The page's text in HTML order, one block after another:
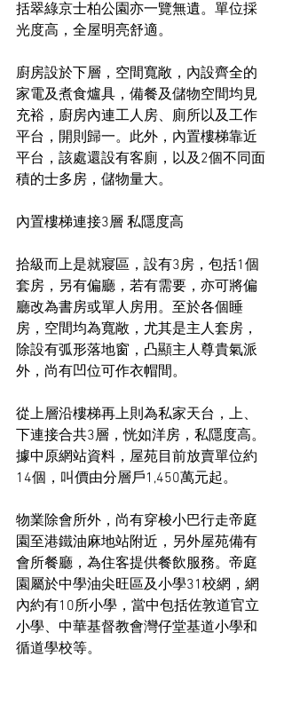
括翠綠京士柏公園亦一覽無遺。單位採
光度高，全屋明亮舒適。
廚房設於下層，空間寬敞，內設齊全的
家電及煮食爐具，備餐及儲物空間均見
充裕，廚房內連工人房、廁所以及工作
平台，開則歸一。此外，內置樓梯靠近
平台，該處還設有客廁，以及2個不同面
積的士多房，儲物量大。
內置樓梯連接3層 私隱度高
拾級而上是就寢區，設有3房，包括1個
套房，另有偏廳，若有需要，亦可將偏
廳改為書房或單人房用。至於各個睡
房，空間均為寬敞，尤其是主人套房，
除設有弧形落地窗，凸顯主人尊貴氣派
外，尚有凹位可作衣帽間。
從上層沿樓梯再上則為私家天台，上、
下連接合共3層，恍如洋房，私隱度高。
據中原網站資料，屋苑目前放賣單位約
14個，叫價由分層戶1,450萬元起。
物業除會所外，尚有穿梭小巴行走帝庭
園至港鐵油麻地站附近，另外屋苑備有
會所餐廳，為住客提供餐飲服務。帝庭
園屬於中學油尖旺區及小學31校網，網
內約有10所小學，當中包括佐敦道官立
小學、中華基督教會灣仔堂基道小學和
循道學校等。